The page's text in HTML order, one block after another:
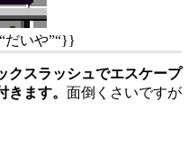
“だいや”“}}
クスラッシュでエスケープ
ます。 面倒くさいですが